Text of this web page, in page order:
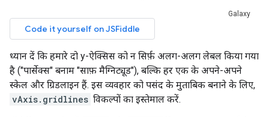
ध्यान दें कि हमारे दो y-ऐक्सिस को न सिर्फ़ अलग-अलग लेबल किया गया
है ("पार्सेक्स" बनाम "साफ़ मैग्निट्यूड"), बल्कि हर एक के अपने-अपने
स्केल और ग्रिडलाइन हैं. इस व्यवहार को पसंद के मुताबिक बनाने के लिए,
vAxis.gridlines विकल्पों का इस्तेमाल करें.